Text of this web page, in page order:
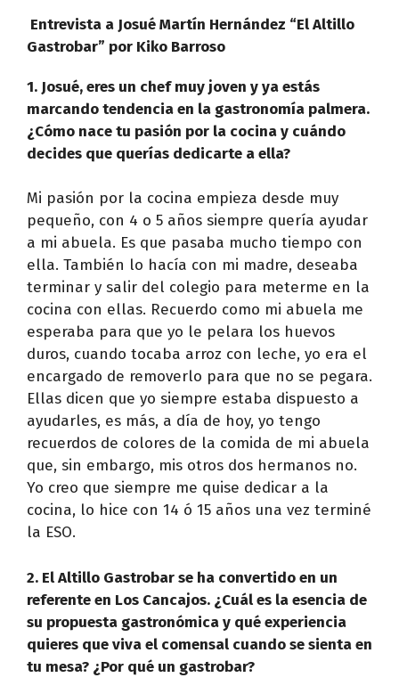
Entrevista a Josué Martín Hernández “El Altillo
Gastrobar” por Kiko Barroso
1. Josué, eres un chef muy joven y ya estás
marcando tendencia en la gastronomía palmera.
¿Cómo nace tu pasión por la cocina y cuándo
decides que querías dedicarte a ella?
Mi pasión por la cocina empieza desde muy
pequeño, con 4 o 5 años siempre quería ayudar
a mi abuela. Es que pasaba mucho tiempo con
ella. También lo hacía con mi madre, deseaba
terminar y salir del colegio para meterme en la
cocina con ellas. Recuerdo como mi abuela me
esperaba para que yo le pelara los huevos
duros, cuando tocaba arroz con leche, yo era el
encargado de removerlo para que no se pegara.
Ellas dicen que yo siempre estaba dispuesto a
ayudarles, es más, a día de hoy, yo tengo
recuerdos de colores de la comida de mi abuela
que, sin embargo, mis otros dos hermanos no.
Yo creo que siempre me quise dedicar a la
cocina, lo hice con 14 ó 15 años una vez terminé
la ESO.
2. El Altillo Gastrobar se ha convertido en un
referente en Los Cancajos. ¿Cuál es la esencia de
su propuesta gastronómica y qué experiencia
quieres que viva el comensal cuando se sienta en
tu mesa? ¿Por qué un gastrobar?